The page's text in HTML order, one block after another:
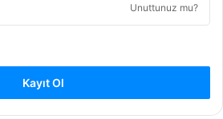
Unuttunuz mu?
Kayıt Ol